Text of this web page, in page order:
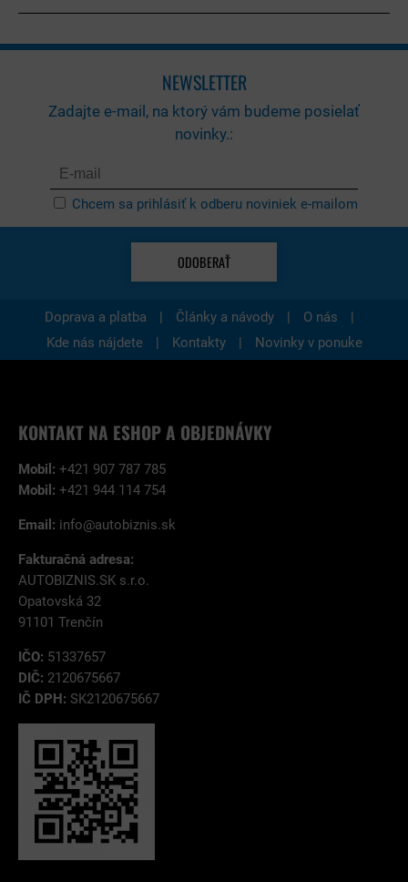
NEWSLETTER
Zadajte e-mail, na ktorý vám budeme posielať
novinky.:
Chcem sa prihlásiť k odberu noviniek e-mailom
ODOBERAŤ
Doprava a platba | Články a návody | O nás
|
Kde nás nájdete
| Kontakty | Novinky v ponuke
KONTAKT NA ESHOP A OBJEDNÁVKY
Mobil: +421 907 787 785
Mobil: +421 944 114 754
Email: info@autobiznis.sk
Fakturačná adresa:
AUTOBIZNIS.SK s.r.o.
Opatovská 32
91101 Trenčín
IČO: 51337657
DIČ: 2120675667
IČ DPH: SK2120675667